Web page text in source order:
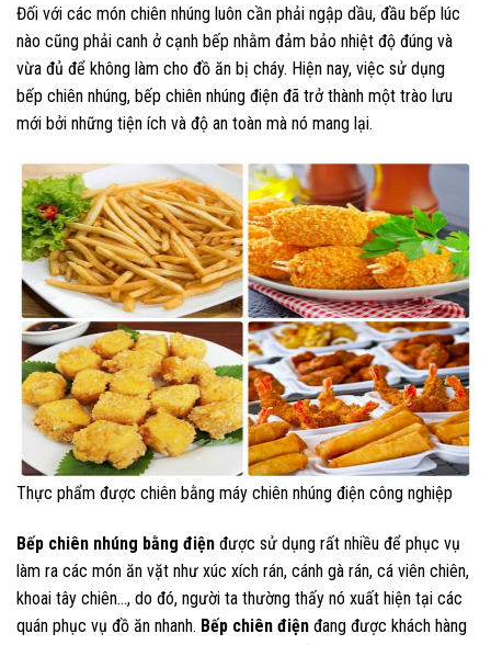
Đối với các món chiên nhúng luôn cần phải ngập dầu, đầu bếp lúc
nào cũng phải canh ở cạnh bếp nhằm đảm bảo nhiệt độ đúng và
vừa đủ để không làm cho đồ ăn bị cháy. Hiện nay, việc sử dụng
bếp chiên nhúng, bếp chiên nhúng điện đã trở thành một trào lưu
mới bởi những tiện ích và độ an toàn mà nó mang lại.
Thực phẩm được chiên bằng máy chiên nhúng điện công nghiệp
Bếp chiên nhúng bằng điện được sử dụng rất nhiều để phục vụ
làm ra các món ăn vặt như xúc xích rán, cánh gà rán, cá viên chiên,
khoai tây chiên…, do đó, người ta thường thấy nó xuất hiện tại các
quán phục vụ đồ ăn nhanh. Bếp chiên điện đang được khách hàng